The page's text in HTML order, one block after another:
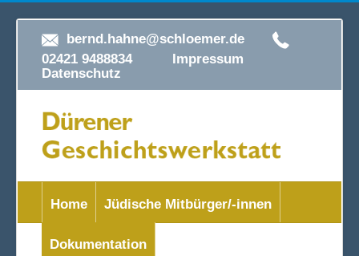
bernd.hahne@schloemer.de
02421 9488834 Impressum
Datenschutz
Home Jüdische Mitbürger/-innen
Dokumentation